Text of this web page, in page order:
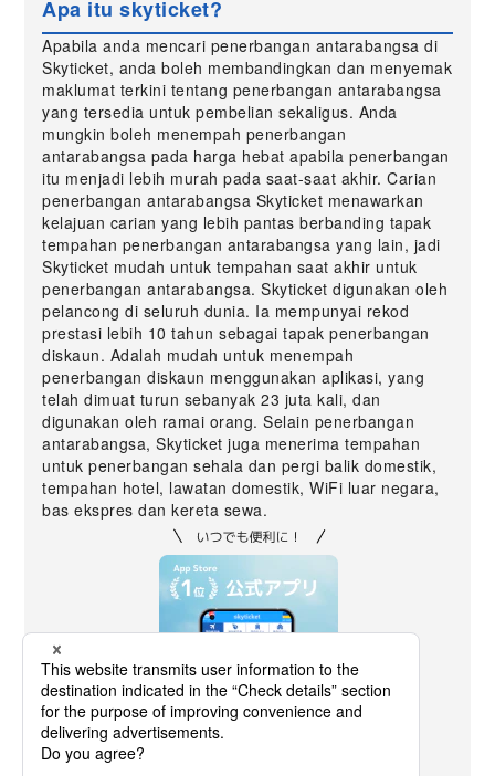
Apa itu skyticket?
Apabila anda mencari penerbangan antarabangsa di
Skyticket, anda boleh membandingkan dan menyemak
maklumat terkini tentang penerbangan antarabangsa
yang tersedia untuk pembelian sekaligus. Anda
mungkin boleh menempah penerbangan
antarabangsa pada harga hebat apabila penerbangan
itu menjadi lebih murah pada saat-saat akhir. Carian
penerbangan antarabangsa Skyticket menawarkan
kelajuan carian yang lebih pantas berbanding tapak
tempahan penerbangan antarabangsa yang lain, jadi
Skyticket mudah untuk tempahan saat akhir untuk
penerbangan antarabangsa. Skyticket digunakan oleh
pelancong di seluruh dunia. Ia mempunyai rekod
prestasi lebih 10 tahun sebagai tapak penerbangan
diskaun. Adalah mudah untuk menempah
penerbangan diskaun menggunakan aplikasi, yang
telah dimuat turun sebanyak 23 juta kali, dan
digunakan oleh ramai orang. Selain penerbangan
antarabangsa, Skyticket juga menerima tempahan
untuk penerbangan sehala dan pergi balik domestik,
tempahan hotel, lawatan domestik, WiFi luar negara,
bas ekspres dan kereta sewa.